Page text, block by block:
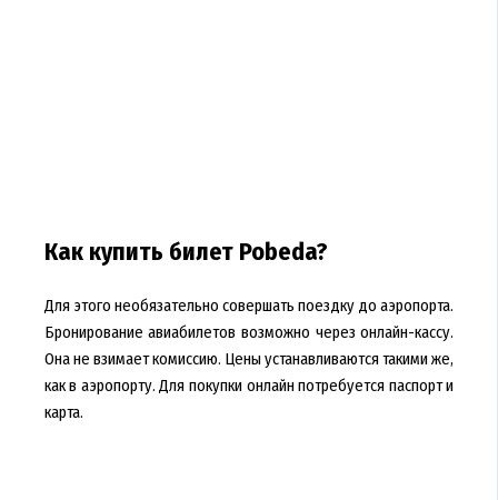
Как купить билет Pobeda?
Для этого необязательно совершать поездку до аэропорта.
Бронирование авиабилетов возможно через онлайн-кассу.
Она не взимает комиссию. Цены устанавливаются такими же,
как в аэропорту. Для покупки онлайн потребуется паспорт и
карта.